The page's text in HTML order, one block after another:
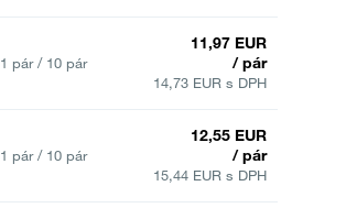
1 pár / 10 pár
11,97 EUR
/ pár
14,73 EUR s DPH
1 pár / 10 pár
12,55 EUR
/ pár
15,44 EUR s DPH